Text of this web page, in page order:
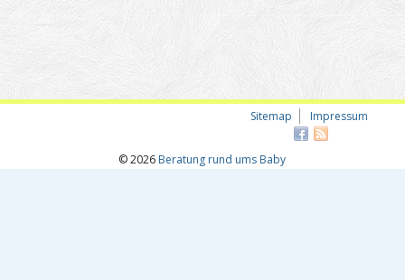
Sitemap Impressum
© 2026 Beratung rund ums Baby